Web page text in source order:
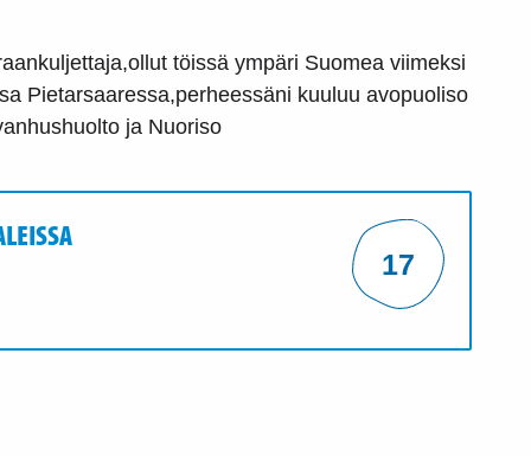
töissä ympäri Suomea viimeksi
Pietarsaaressa,perheessäni kuuluu avopuoliso
ja Nuoriso
17